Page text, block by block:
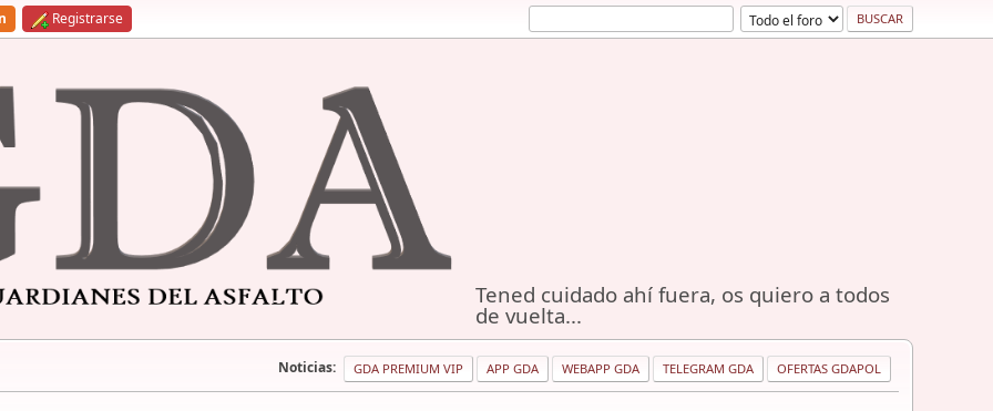
Registrarse
Tened cuidado ahí fuera, os quiero a todos
de vuelta...
Noticias: GDA PREMIUM VIP APP GDA WEBAPP GDA TELEGRAM GDA OFERTAS GDAPOL